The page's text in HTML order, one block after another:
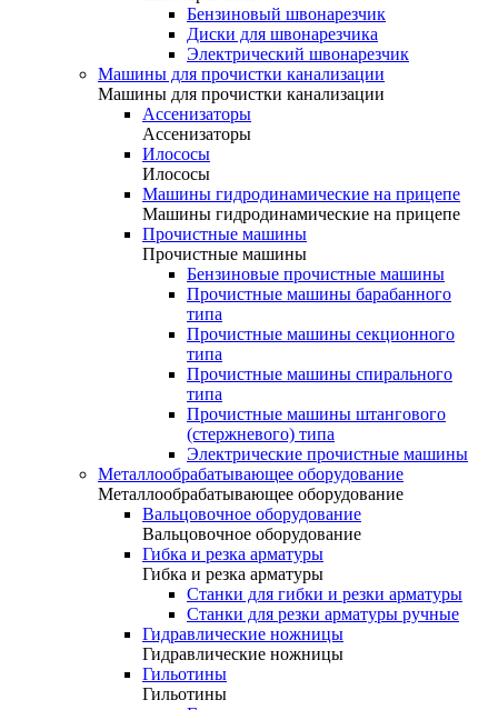
Бензиновый швонарезчик
Диски для швонарезчика
Электрический швонарезчик
Машины для прочистки канализации
Машины для прочистки канализации
Ассенизаторы
Ассенизаторы
Илососы
Илососы
Машины гидродинамические на прицепе
Машины гидродинамические на прицепе
Прочистные машины
Прочистные машины
Бензиновые прочистные машины
Прочистные машины барабанного
типа
Прочистные машины секционного
типа
Прочистные машины спирального
типа
Прочистные машины штангового
(стержневого) типа
Электрические прочистные машины
Металлообрабатывающее оборудование
Металлообрабатывающее оборудование
Вальцовочное оборудование
Вальцовочное оборудование
Гибка и резка арматуры
Гибка и резка арматуры
Станки для гибки и резки арматуры
Станки для резки арматуры ручные
Гидравлические ножницы
Гидравлические ножницы
Гильотины
Гильотины